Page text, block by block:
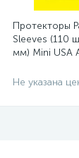
Протекторы
Sleeves (110
мм) Mini USA
Не указана